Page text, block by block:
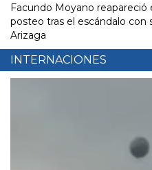
Facundo Moyano
posteo tras el escándalo con
Arizaga
INTERNACIONES